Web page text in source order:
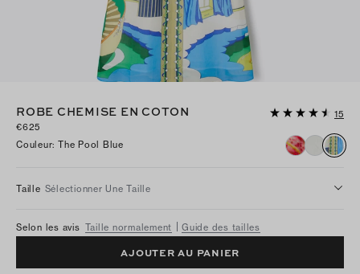
ROBE CHEMISE EN COTON
15
€625
Couleur: The Pool Blue
Taille Sélectionner Une Taille
Selon les avis Taille normalement Guide des tailles
AJOUTER AU PANIER